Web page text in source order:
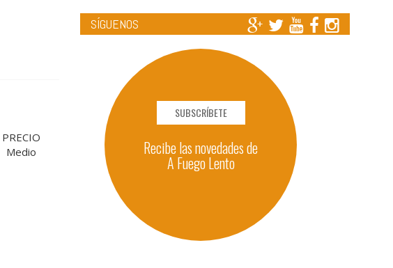
PRECIO
Medio
SÍGUENOS
SUBSCRÍBETE
Recibe las novedades de
A Fuego Lento